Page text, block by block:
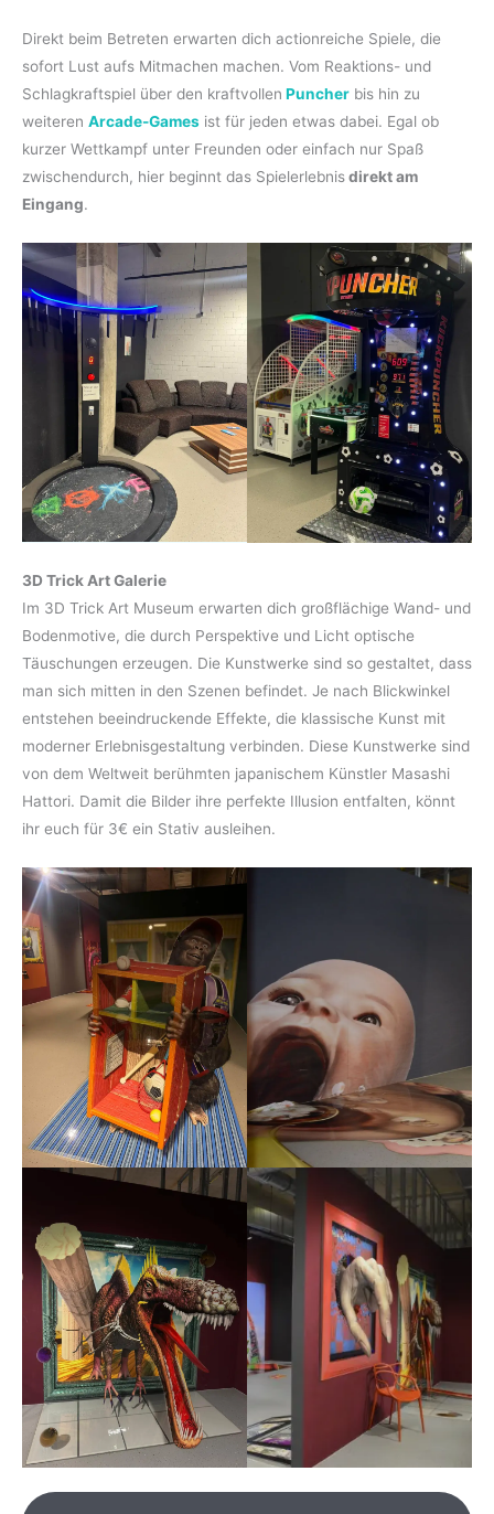
Direkt beim Betreten erwarten dich actionreiche Spiele, die
sofort Lust aufs Mitmachen machen. Vom Reaktions- und
Schlagkraftspiel über den kraftvollen Puncher bis hin zu
weiteren Arcade-Games ist für jeden etwas dabei. Egal ob
kurzer Wettkampf unter Freunden oder einfach nur Spaß
zwischendurch, hier beginnt das Spielerlebnisdirekt am
Eingang.
3D Trick Art Galerie
Im 3D Trick Art Museum erwarten dich großflächige Wand- und
Bodenmotive, die durch Perspektive und Licht optische
Täuschungen erzeugen. Die Kunstwerke sind so gestaltet, dass
man sich mitten in den Szenen befindet. Je nach Blickwinkel
entstehen beeindruckende Effekte, die klassische Kunst mit
moderner Erlebnisgestaltung verbinden. Diese Kunstwerke sind
von dem Weltweit berühmten japanischem Künstler Masashi
Hattori. Damit die Bilder ihre perfekte Illusion entfalten, könnt
ihr euch für 3€ ein Stativ ausleihen.